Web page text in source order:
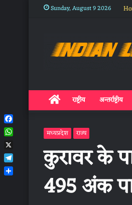
Sunday, August 9 2026
Homeराष्ट्रीय अन्तर्राष्ट्रीय
मध्यप्रदेश राज्य
कुरावर के
495 अंक
Facebook
WhatsApp
X
Telegram